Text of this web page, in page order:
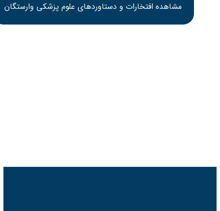
مشاهده افتخارات و دستاوردهای علوم پزشکی وارستگان